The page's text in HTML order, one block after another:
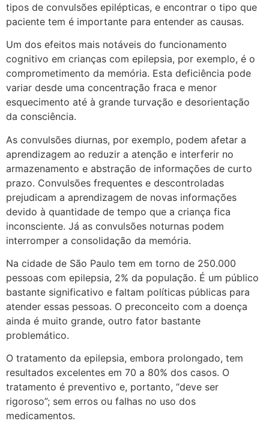
tipos de convulsões epilépticas, e encontrar o tipo que
paciente tem é importante para entender as causas.
Um dos efeitos mais notáveis do funcionamento
cognitivo em crianças com epilepsia, por exemplo, é o
comprometimento da memória. Esta deficiência pode
variar desde uma concentração fraca e menor
esquecimento até à grande turvação e desorientação
da consciência.
As convulsões diurnas, por exemplo, podem afetar a
aprendizagem ao reduzir a atenção e interferir no
armazenamento e abstração de informações de curto
prazo. Convulsões frequentes e descontroladas
prejudicam a aprendizagem de novas informações
devido à quantidade de tempo que a criança fica
inconsciente. Já as convulsões noturnas podem
interromper a consolidação da memória.
Na cidade de São Paulo tem em torno de 250.000
pessoas com epilepsia, 2% da população. É um público
bastante significativo e faltam políticas públicas para
atender essas pessoas. O preconceito com a doença
ainda é muito grande, outro fator bastante
problemático.
O tratamento da epilepsia, embora prolongado, tem
resultados excelentes em 70 a 80% dos casos. O
tratamento é preventivo e, portanto, “deve ser
rigoroso”; sem erros ou falhas no uso dos
medicamentos.